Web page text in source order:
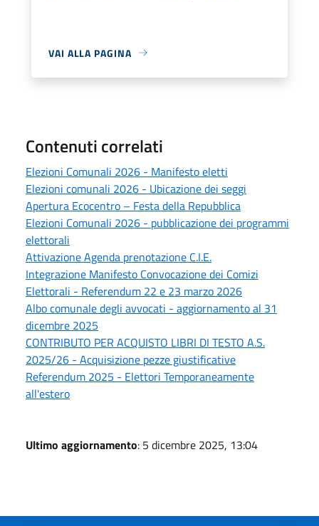
VAI ALLA PAGINA
Contenuti correlati
Elezioni Comunali 2026 - Manifesto eletti
Elezioni comunali 2026 - Ubicazione dei seggi
Apertura Ecocentro – Festa della Repubblica
Elezioni Comunali 2026 - pubblicazione dei programmi
elettorali
Attivazione Agenda prenotazione C.I.E.
Integrazione Manifesto Convocazione dei Comizi
Elettorali - Referendum 22 e 23 marzo 2026
Albo comunale degli avvocati - aggiornamento al 31
dicembre 2025
CONTRIBUTO PER ACQUISTO LIBRI DI TESTO A.S.
2025/26 - Acquisizione pezze giustificative
Referendum 2025 - Elettori Temporaneamente
all'estero
Ultimo aggiornamento: 5 dicembre 2025, 13:04